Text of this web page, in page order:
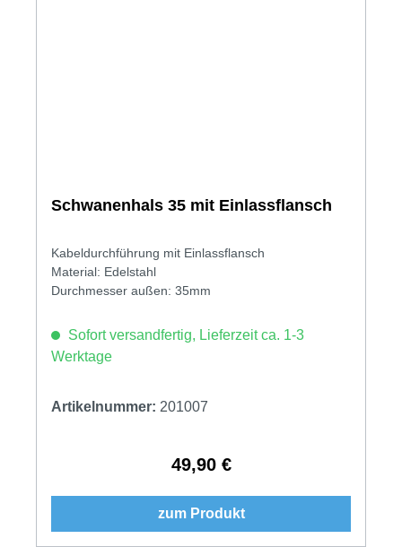
Schwanenhals 35 mit Einlassflansch
Kabeldurchführung mit Einlassflansch
Material: Edelstahl
Durchmesser außen: 35mm
Sofort versandfertig, Lieferzeit ca. 1-3
Werktage
Artikelnummer: 201007
Regulärer Preis:
49,90 €
zum Produkt